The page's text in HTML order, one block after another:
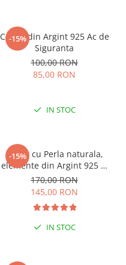
-15%
Cercei din Argint 925 Ac de
Siguranta
100,00 RON
85,00 RON
IN STOC
-15%
Colier cu Perla naturala,
elemente din Argint 925 si
margele Miyuki, verde/kiwi
170,00 RON
145,00 RON
IN STOC